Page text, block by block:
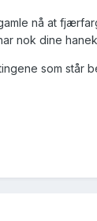
nå at
nok dine
som